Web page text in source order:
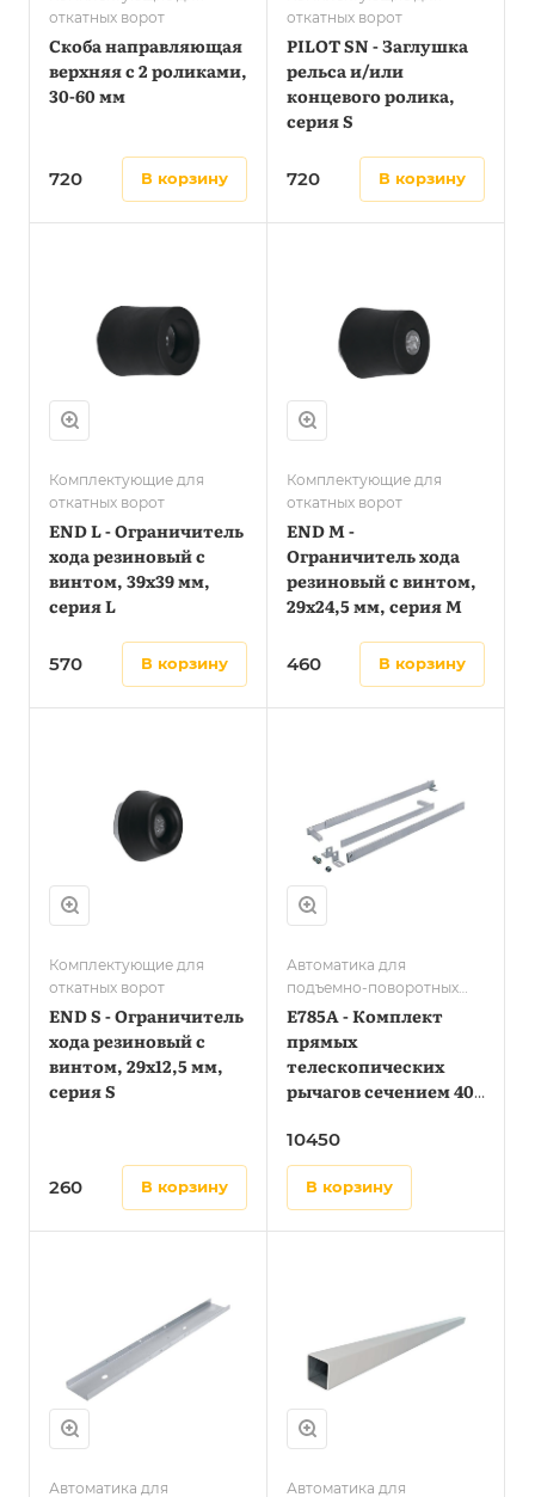
откатных ворот
Скоба направляющая
верхняя с 2 роликами,
30-60 мм
720 в корзину
откатных ворот
PILOT SN - Заглушка
рельса и/или
концевого ролика,
серия S
720 в корзину
Комплектующие для
откатных ворот
END L - Ограничитель
хода резиновый с
винтом, 39х39 мм,
серия L
570 в корзину
Комплектующие для
откатных ворот
END M -
Ограничитель хода
резиновый с винтом,
29х24,5 мм, серия M
460 в корзину
Комплектующие для
откатных ворот
END S - Ограничитель
хода резиновый с
винтом, 29х12,5 мм,
серия S
260 в корзину
Автоматика для
подъемно-поворотных
ворот
E785A - Комплект
прямых
телескопических
рычагов сечением 40
10450
в корзину
Автоматика для Автоматика для